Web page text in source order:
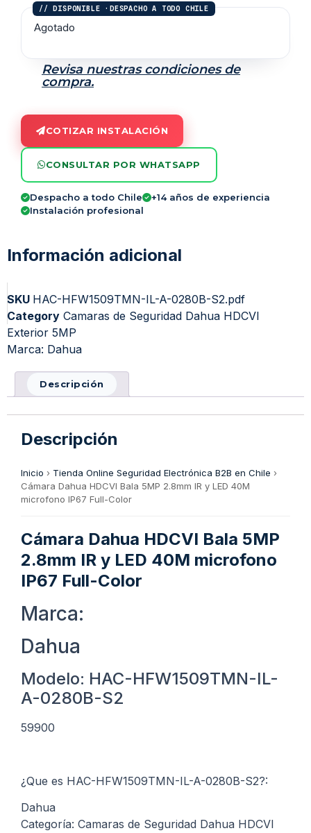
Agotado
Revisa nuestras condiciones de
compra.
COTIZAR INSTALACIÓN
CONSULTAR POR WHATSAPP
Despacho a todo Chile
+14 años de experiencia
Instalación profesional
Información adicional
SKU HAC-HFW1509TMN-IL-A-0280B-S2.pdf
Category Camaras de Seguridad Dahua HDCVI
Exterior 5MP
Marca: Dahua
Descripción
Descripción
Inicio › Tienda Online Seguridad Electrónica B2B en Chile ›
Cámara Dahua HDCVI Bala 5MP 2.8mm IR y LED 40M
microfono IP67 Full-Color
Cámara Dahua HDCVI Bala 5MP
2.8mm IR y LED 40M microfono
IP67 Full-Color
Marca:
Dahua
Modelo: HAC-HFW1509TMN-IL-
A-0280B-S2
59900
¿Que es HAC-HFW1509TMN-IL-A-0280B-S2?:
Dahua
Categoría: Camaras de Seguridad Dahua HDCVI